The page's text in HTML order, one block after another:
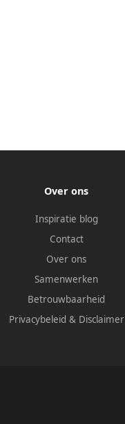
Over ons
Inspiratie blog
Contact
Over ons
Samenwerken
Betrouwbaarheid
Privacybeleid & Disclaimer